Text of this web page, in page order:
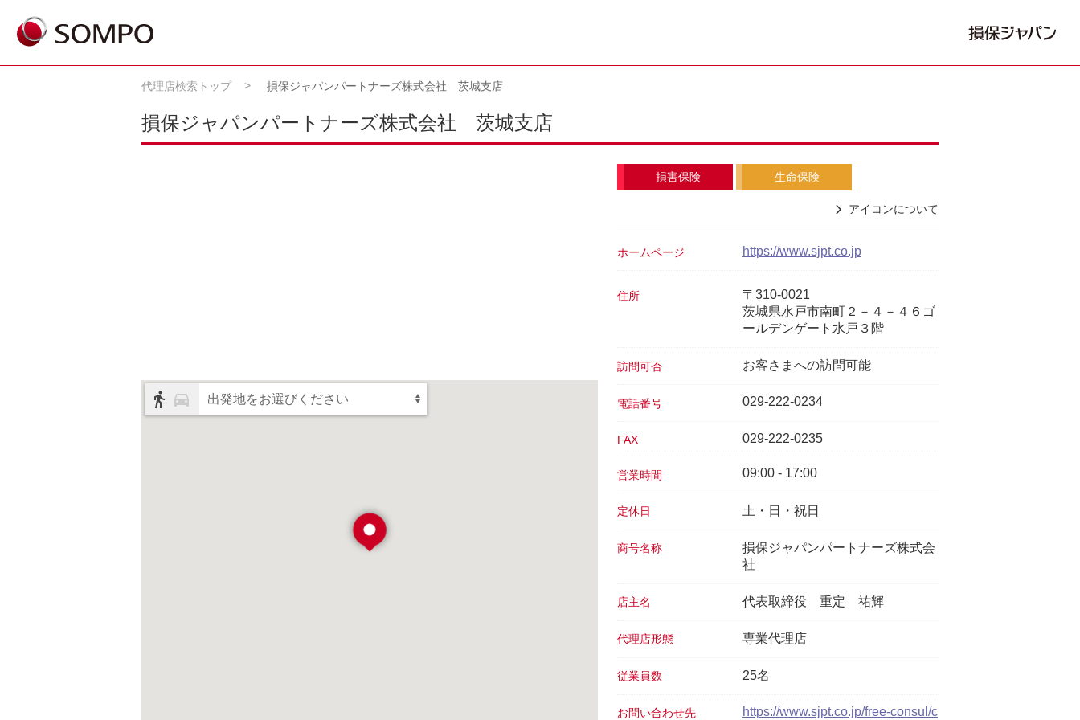
代理店検索トップ 損保ジャパンパートナーズ株式会社 茨城支店
損保ジャパンパートナーズ株式会社 茨城支店
損害保険 生命保険
アイコンについて
ホームページ https://www.sjpt.co.jp
住所
〒310-0021
茨城県水戸市南町２－４－４６ゴ
ールデンゲート水戸３階
訪問可否 お客さまへの訪問可能
電話番号 029-222-0234
FAX 029-222-0235
営業時間 09:00 - 17:00
定休日 土・日・祝日
商号名称
損保ジャパンパートナーズ株式会
社
店主名 代表取締役 重定 祐輝
代理店形態 専業代理店
従業員数 25名
お問い合わせ先
https://www.sjpt.co.jp/free-consul/c
出発地をお選びください